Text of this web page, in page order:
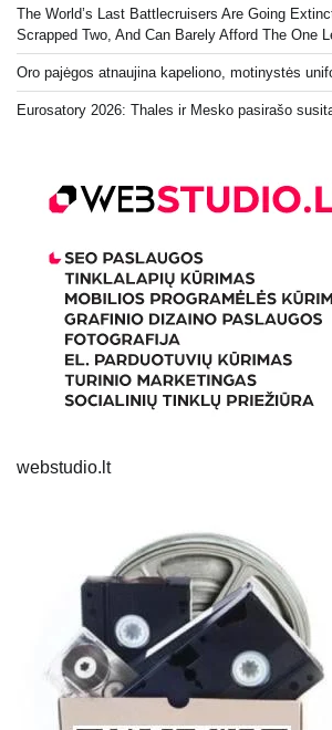
The World’s Last Battlecruisers Are Going
Scrapped Two, And Can Barely Afford The One
Oro pajėgos atnaujina kapeliono, motinystės
Eurosatory 2026: Thales ir Mesko pasirašo
webstudio.lt